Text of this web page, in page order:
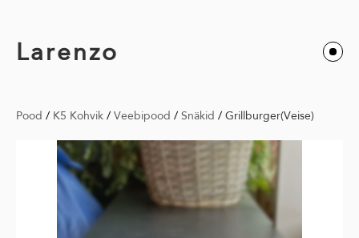
Larenzo
Pood / K5 Kohvik / Veebipood / Snäkid / Grillburger(Veise)